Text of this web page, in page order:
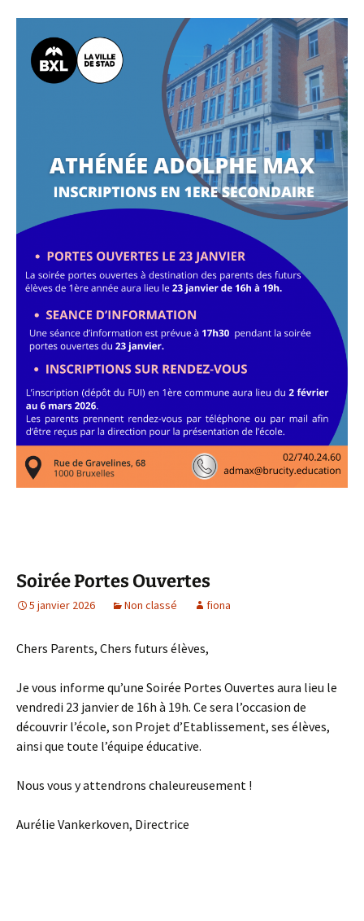
Soirée Portes Ouvertes
5 janvier 2026 Non classé fiona
Chers Parents, Chers futurs élèves,
Je vous informe qu’une Soirée Portes Ouvertes aura lieu le
vendredi 23 janvier de 16h à 19h. Ce sera l’occasion de
découvrir l’école, son Projet d’Etablissement, ses élèves,
ainsi que toute l’équipe éducative.
Nous vous y attendrons chaleureusement !
Aurélie Vankerkoven, Directrice